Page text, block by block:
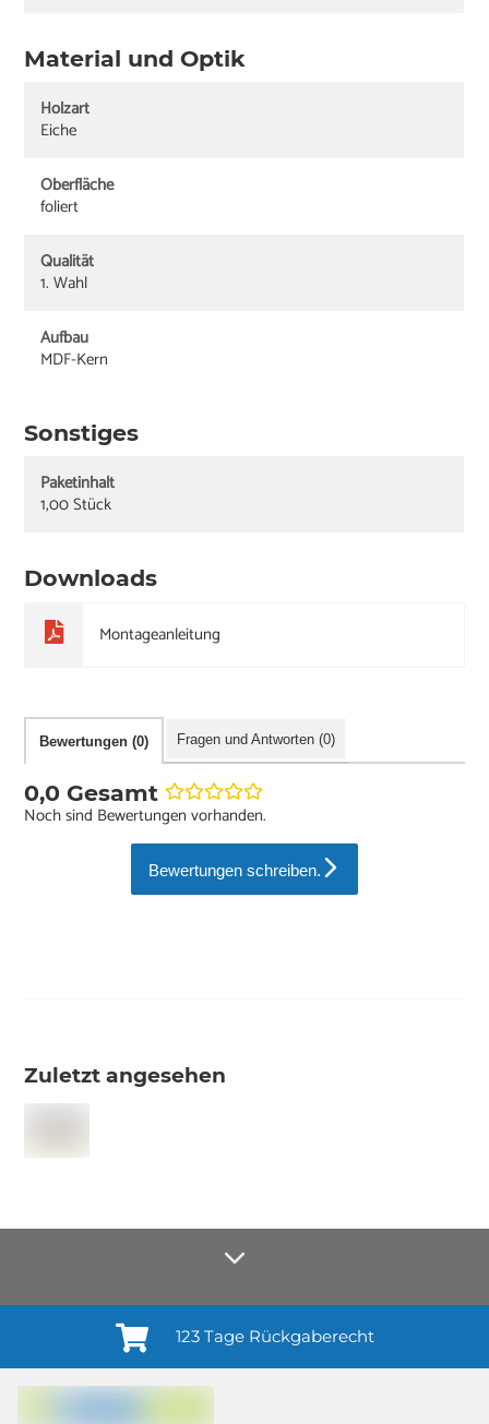
Material und Optik
Holzart
Eiche
Oberfläche
foliert
Qualität
1. Wahl
Aufbau
MDF-Kern
Sonstiges
Paketinhalt
1,00 Stück
Downloads
Montageanleitung
Bewertungen (0) Fragen und Antworten (0)
0,0 Gesamt
Noch sind Bewertungen vorhanden.
Bewertungen schreiben.
Zuletzt angesehen
Anmelden¹
123 Tage Rückgaberecht